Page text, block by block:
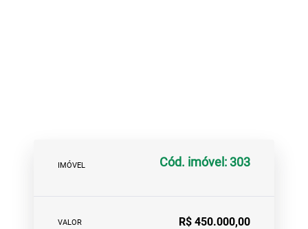
IMÓVEL Cód. imóvel: 303
VALOR R$ 450.000,00